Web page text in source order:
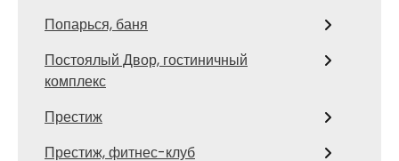
Попарься, баня
Постоялый Двор, гостиничный
комплекс
Престиж
Престиж, фитнес-клуб